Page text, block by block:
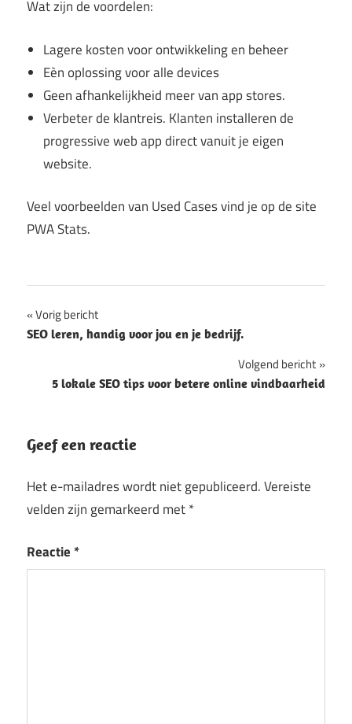
Wat zijn de voordelen:
Lagere kosten voor ontwikkeling en beheer
Eèn oplossing voor alle devices
Geen afhankelijkheid meer van app stores.
Verbeter de klantreis. Klanten installeren de
progressive web app direct vanuit je eigen
website.
Veel voorbeelden van Used Cases vind je op de site
PWA Stats.
Bericht
navigatie
Vorig bericht
SEO leren, handig voor jou en je bedrijf.
Volgend bericht
5 lokale SEO tips voor betere online vindbaarheid
Geef een reactie
Het e-mailadres wordt niet gepubliceerd.Vereiste
velden zijn gemarkeerd met*
Reactie *